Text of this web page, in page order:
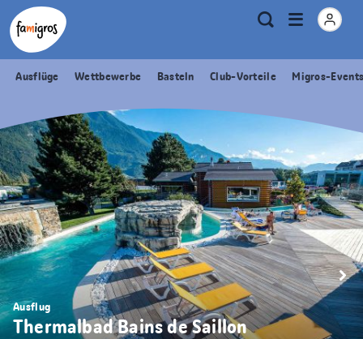
Sprungmarken
Navigation
Header
Logo
Meta
Navigation
Suche
Menu
öffnen
Ausflüge Wettbewerbe Basteln Club-Vorteile Migros-
Ausflug
Thermalbad Bains de Saillon